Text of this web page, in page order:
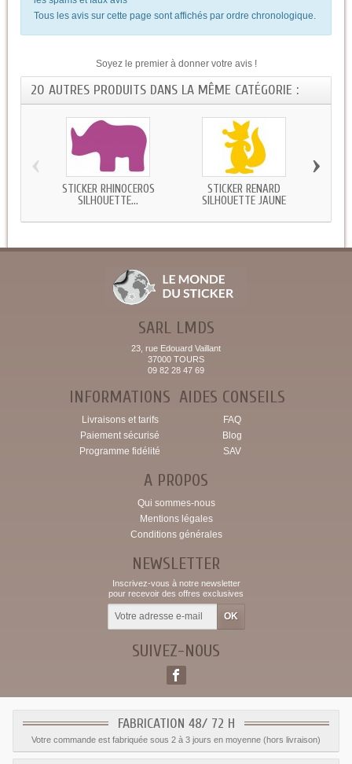
Tous les avis sur cette page sont affichés par ordre chronologique.
Soyez le premier à donner votre avis !
20 AUTRES PRODUITS DANS LA MÊME CATÉGORIE :
STICKER RHINOCÉROS
SILHOUETTE...
STICKER RENARD
SILHOUETTE JAUNE
‹ ›
SARL LMDS
23, rue Edouard Vaillant
37000 TOURS
09 82 28 47 69
INFORMATIONS
Livraisons et tarifs
Paiement sécurisé
Programme fidélité
AIDES CONSEILS
FAQ
Blog
SAV
A PROPOS
Qui sommes-nous
Mentions légales
Conditions générales
NEWSLETTER
Inscrivez-vous à notre newsletter
pour recevoir des offres exclusives
SUIVEZ-NOUS
FABRICATION 48/ 72 H
Votre commande est fabriquée sous 2 à 3 jours en moyenne (hors livraison)